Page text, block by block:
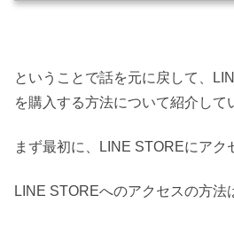
ということで話を元に戻して、
を購入する方法について紹介して
まず最初に、LINE STOREにアク
LINE STOREへのアクセスの方法